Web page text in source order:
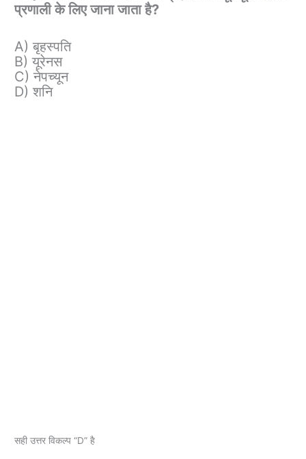
प्रणाली के लिए जाना जाता है?
A) बृहस्पति
B) यूरेनस
C) नेपच्यून
D) शनि
सही उत्तर विकल्प “D” है